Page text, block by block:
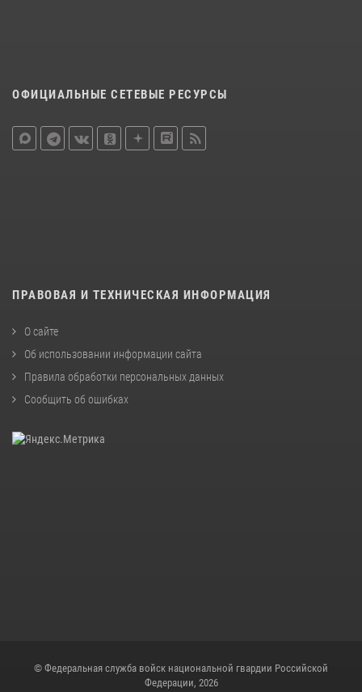
ОФИЦИАЛЬНЫЕ СЕТЕВЫЕ РЕСУРСЫ
ПРАВОВАЯ И ТЕХНИЧЕСКАЯ ИНФОРМАЦИЯ
О сайте
Об использовании информации сайта
Правила обработки персональных данных
Сообщить об ошибках
© Федеральная служба войск национальной гвардии Российской
Федерации, 2026